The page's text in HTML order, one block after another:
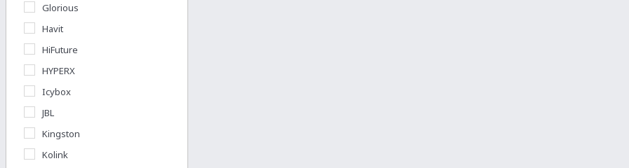
Glorious
Havit
HiFuture
HYPERX
Icybox
JBL
Kingston
Kolink